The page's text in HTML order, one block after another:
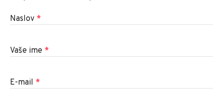
Naslov *
Vaše ime *
E-mail *